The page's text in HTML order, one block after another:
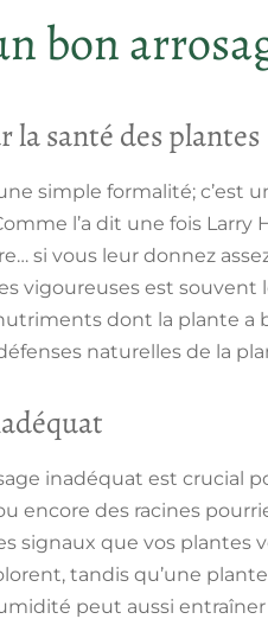
bon
la santé des plantes
une simple formalité;
l’a dit une fois Larry
si vous leur donnez
vigoureuses est souvent
dont la plante a
naturelles de la
inadéquat est crucial
encore des racines
signaux que vos
tandis qu’une
peut aussi